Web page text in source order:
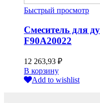
Быстрый просмотр
Смеситель для
F90A20022
12 263,93 ₽
В корзину
Add to wishlist